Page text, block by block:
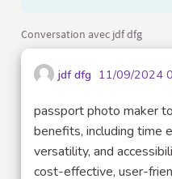
Conversation avec jdf dfg
jdf dfg 11/09/2024
passport photo maker
benefits, including time
versatility, and
cost-effective, user-